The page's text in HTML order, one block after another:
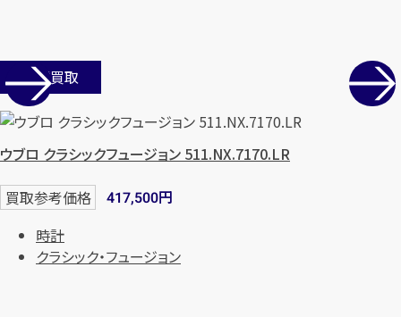
店舗買取
ウブロ クラシックフュージョン 511.NX.7170.LR
買取参考価格 417,500円
時計
クラシック・フュージョン